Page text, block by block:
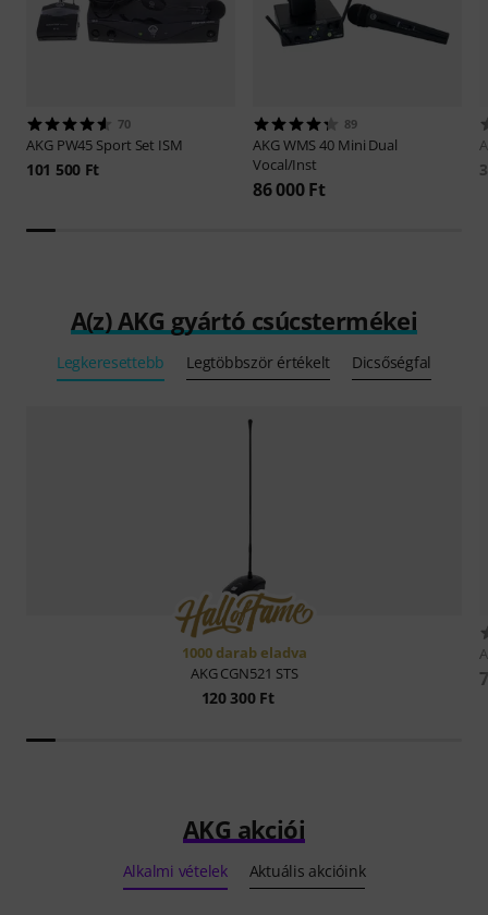
70
AKG PW45 Sport Set ISM
101 500 Ft
89
AKGWMS 40 Mini Dual
Vocal/Inst
86 000 Ft
A(z) AKG gyártó csúcstermékei
Legkeresettebb Legtöbbször értékelt Dicsőségfal
1000 darab eladva
AKGCGN521 STS
120 300 Ft
AKG akciói
Alkalmi vételek Aktuális akcióink